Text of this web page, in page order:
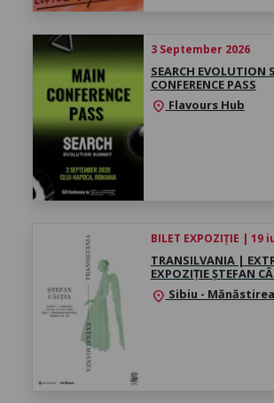
3 September 2026
SEARCH
CONFERENCE PASS
location_on Flavours Hub
BILET EXPOZIȚIE | 19
TRANSILVANIA |
EXPOZIȚIE ȘTEFAN
location_on Sibiu -